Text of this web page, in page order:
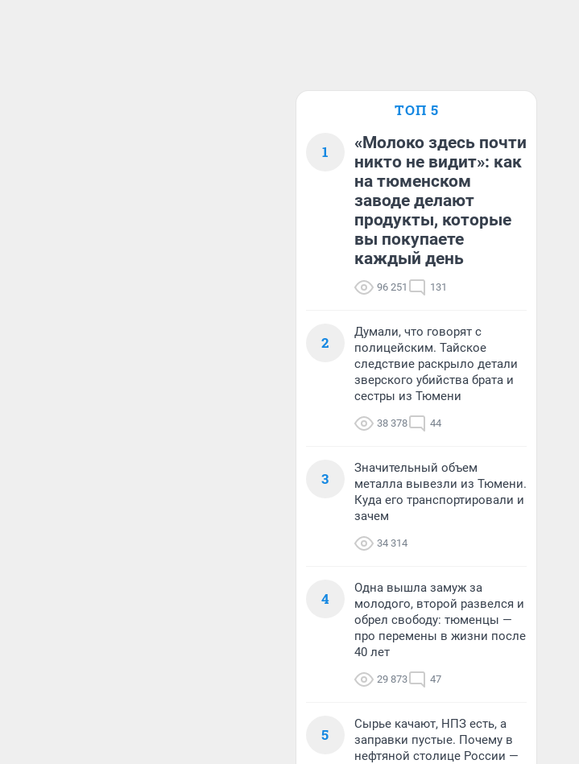
ТОП 5
1
«Молоко здесь почти
никто не видит»: как
на тюменском
заводе делают
продукты, которые
вы покупаете
каждый день
96 251 131
2
Думали, что говорят с
полицейским. Тайское
следствие раскрыло детали
зверского убийства брата и
сестры из Тюмени
38 378 44
3
Значительный объем
металла вывезли из Тюмени.
Куда его транспортировали и
зачем
34 314
4
Одна вышла замуж за
молодого, второй развелся и
обрел свободу: тюменцы —
про перемены в жизни после
40 лет
29 873 47
5
Сырье качают, НПЗ есть, а
заправки пустые. Почему в
нефтяной столице России —